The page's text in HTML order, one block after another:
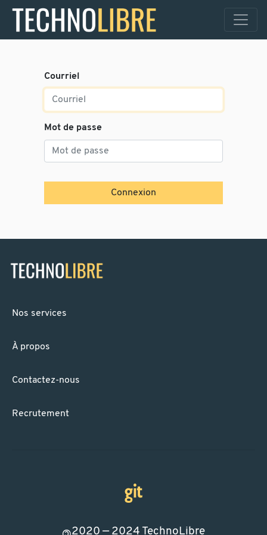
Courriel
Mot de passe
Connexion
Nos services
À propos
Contactez-nous
Recrutement
©2020 — 2024 TechnoLibre